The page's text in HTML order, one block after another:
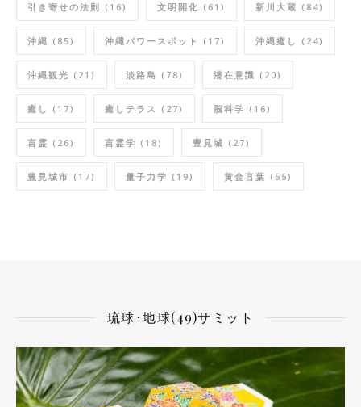
引き寄せの法則 (16) 文明開化 (61) 新川大蔵 (84)
沖縄 (85) 沖縄パワースポット (17) 沖縄癒し (24)
沖縄観光 (21) 淡路島 (78) 潜在意識 (20)
癒し (17) 癒しテラス (27) 脳科学 (16)
言霊 (26) 言霊学 (18) 豊見城 (27)
豊見城市 (17) 量子力学 (19) 黄金言葉 (55)
琉球･地球(49)サミット